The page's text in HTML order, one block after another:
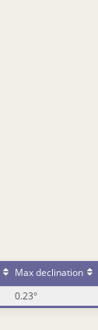
Max declination
0.23°